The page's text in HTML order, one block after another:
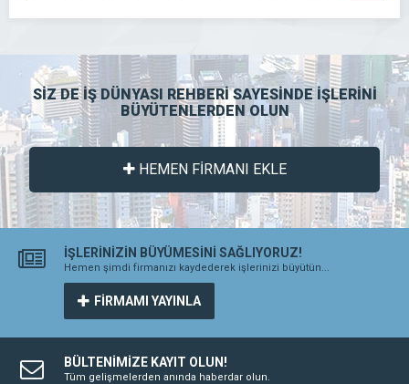
SİZ DE İŞ DÜNYASI REHBERİ SAYESİNDE İŞLERİNİ
BÜYÜTENLERDEN OLUN
HEMEN FİRMANI EKLE
İŞLERİNİZİN BÜYÜMESİNİ SAĞLIYORUZ!
Hemen şimdi firmanızı kaydederek işlerinizi büyütün...
FİRMAMI YAYINLA
BÜLTENİMİZE KAYIT OLUN!
Tüm gelişmelerden anında haberdar olun.